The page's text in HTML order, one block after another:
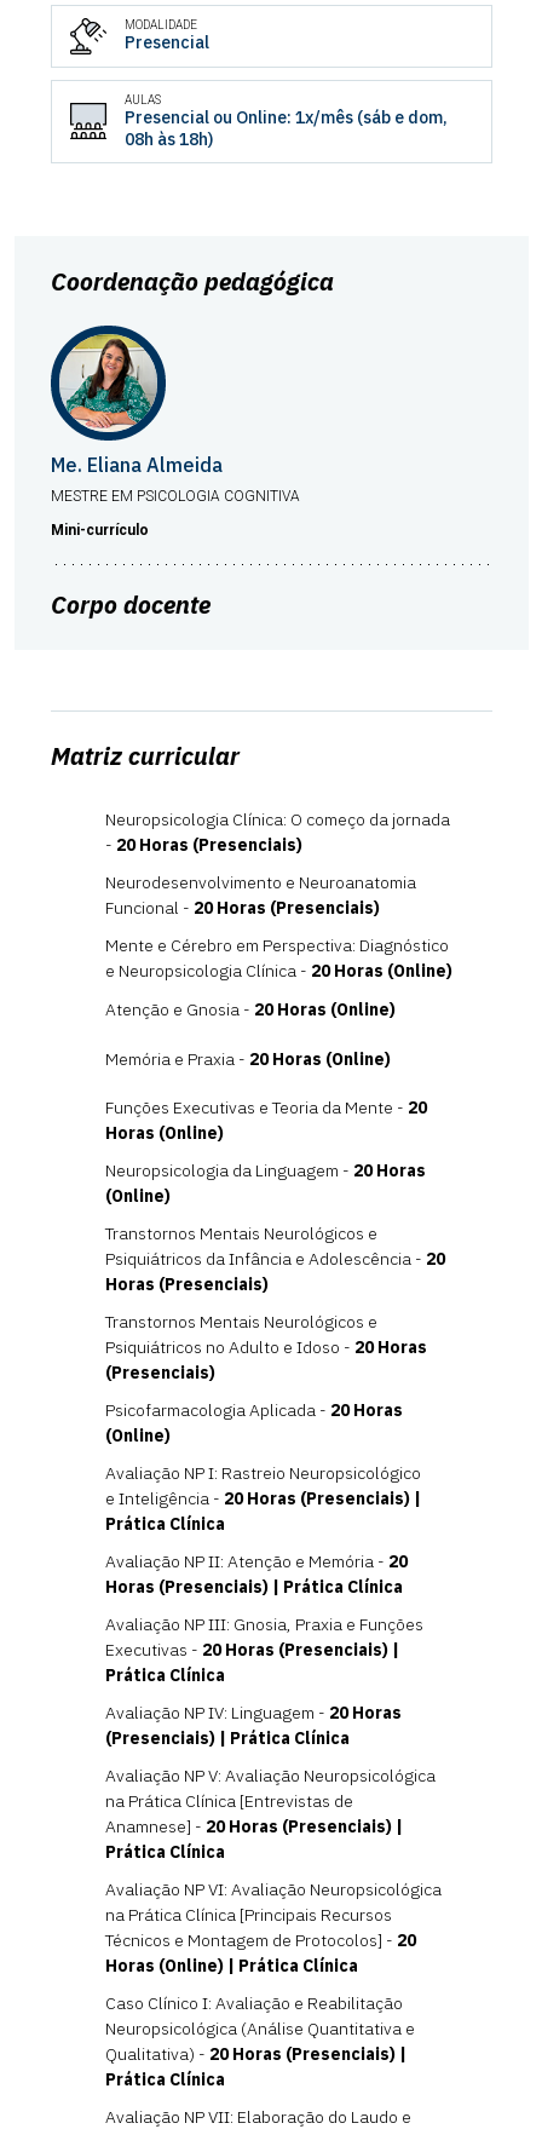
MODALIDADE
Presencial
AULAS
Presencial ou Online: 1x/mês (sáb e dom,
08h às 18h)
Coordenação pedagógica
Me. Eliana Almeida
MESTRE EM PSICOLOGIA COGNITIVA
Mini-currículo
Corpo docente
Matriz curricular
Neuropsicologia Clínica: O começo da jornada
- 20 Horas (Presenciais)
Neurodesenvolvimento e Neuroanatomia
Funcional - 20 Horas (Presenciais)
Mente e Cérebro em Perspectiva: Diagnóstico
e Neuropsicologia Clínica - 20 Horas (Online)
Atenção e Gnosia - 20 Horas (Online)
Memória e Praxia - 20 Horas (Online)
Funções Executivas e Teoria da Mente - 20
Horas (Online)
Neuropsicologia da Linguagem - 20 Horas
(Online)
Transtornos Mentais Neurológicos e
Psiquiátricos da Infância e Adolescência - 20
Horas (Presenciais)
Transtornos Mentais Neurológicos e
Psiquiátricos no Adulto e Idoso - 20 Horas
(Presenciais)
Psicofarmacologia Aplicada - 20 Horas
(Online)
Avaliação NP I: Rastreio Neuropsicológico
e Inteligência - 20 Horas (Presenciais) |
Prática Clínica
Avaliação NP II: Atenção e Memória - 20
Horas (Presenciais) | Prática Clínica
Avaliação NP III: Gnosia, Praxia e Funções
Executivas - 20 Horas (Presenciais) |
Prática Clínica
Avaliação NP IV: Linguagem - 20 Horas
(Presenciais) | Prática Clínica
Avaliação NP V: Avaliação Neuropsicológica
na Prática Clínica [Entrevistas de
Anamnese] - 20 Horas (Presenciais) |
Prática Clínica
Avaliação NP VI: Avaliação Neuropsicológica
na Prática Clínica [Principais Recursos
Técnicos e Montagem de Protocolos] - 20
Horas (Online) | Prática Clínica
Caso Clínico I: Avaliação e Reabilitação
Neuropsicológica (Análise Quantitativa e
Qualitativa) - 20 Horas (Presenciais) |
Prática Clínica
Avaliação NP VII: Elaboração do Laudo e